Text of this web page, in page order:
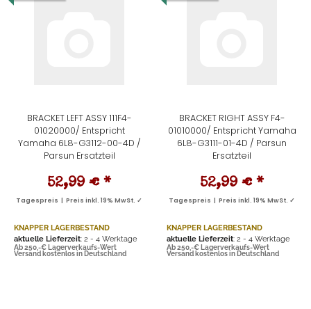
BRACKET LEFT ASSY 111F4-
01020000/ Entspricht
Yamaha 6L8-G3112-00-4D /
Parsun Ersatzteil
52,99 € *
Tagespreis | Preis inkl. 19% MwSt. ✓
KNAPPER LAGERBESTAND
aktuelle Lieferzeit: 2 - 4 Werktage
Ab 250,-€ Lagerverkaufs-Wert
Versand kostenlos in Deutschland
BRACKET RIGHT ASSY F4-
01010000/ Entspricht Yamaha
6L8-G3111-01-4D / Parsun
Ersatzteil
52,99 € *
Tagespreis | Preis inkl. 19% MwSt. ✓
KNAPPER LAGERBESTAND
aktuelle Lieferzeit: 2 - 4 Werktage
Ab 250,-€ Lagerverkaufs-Wert
Versand kostenlos in Deutschland